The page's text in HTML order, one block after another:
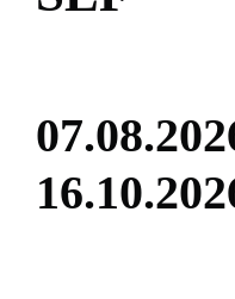
07.08.202
16.10.202